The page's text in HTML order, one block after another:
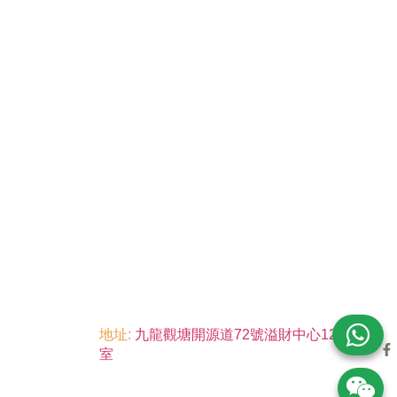
地址: 九龍觀塘開源道72號溢財中心12樓6
室